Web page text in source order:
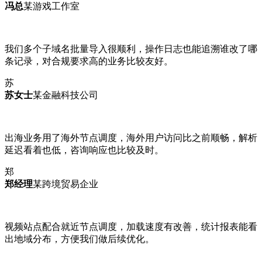
冯总某游戏工作室
我们多个子域名批量导入很顺利，操作日志也能追溯谁改了哪
条记录，对合规要求高的业务比较友好。
苏
苏女士某金融科技公司
出海业务用了海外节点调度，海外用户访问比之前顺畅，解析
延迟看着也低，咨询响应也比较及时。
郑
郑经理某跨境贸易企业
视频站点配合就近节点调度，加载速度有改善，统计报表能看
出地域分布，方便我们做后续优化。